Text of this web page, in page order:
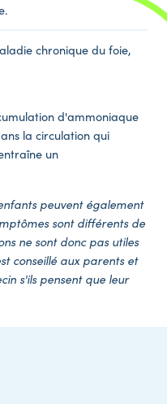
chronique du foie,
d'ammoniaque
la circulation qui
un
peuvent également
sont différents de
ne sont donc pas utiles
conseillé aux parents et
s'ils pensent que leur